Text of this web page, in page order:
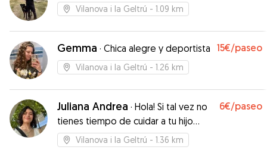
Vilanova i la Geltrú - 1.09 km
Gemma · Chica alegre y deportista 15€/paseo
Vilanova i la Geltrú - 1.26 km
Juliana Andrea · Hola! Si tal vez no
tienes tiempo de cuidar a tu hijo
perruno y/o gatuno, lo haré yo por ti.
No te preocupes 🫶🏼
6€/paseo
Vilanova i la Geltrú - 1.36 km